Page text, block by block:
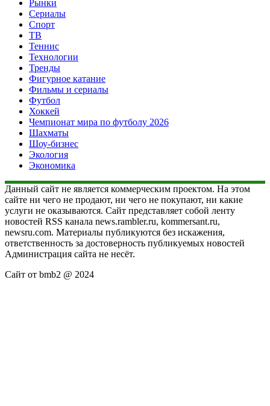
Рынки
Сериалы
Спорт
ТВ
Теннис
Технологии
Тренды
Фигурное катание
Фильмы и сериалы
Футбол
Хоккей
Чемпионат мира по футболу 2026
Шахматы
Шоу-бизнес
Экология
Экономика
Данный сайт не является коммерческим проектом. На этом
сайте ни чего не продают, ни чего не покупают, ни какие
услуги не оказываются. Сайт представляет собой ленту
новостей RSS канала news.rambler.ru, kommersant.ru,
newsru.com. Материалы публикуются без искажения,
ответственность за достоверность публикуемых новостей
Администрация сайта не несёт.
Сайт от bmb2 @ 2024